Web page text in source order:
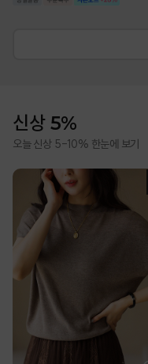
신상 5%
오늘 신상 5-10% 한눈에 보기